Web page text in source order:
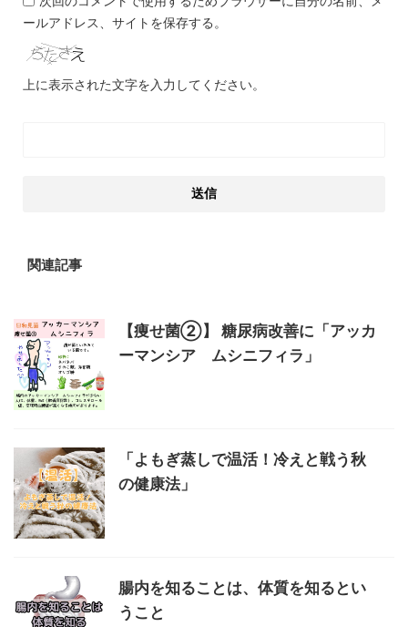
ールアドレス、サイトを保存する。
上に表示された文字を入力してください。
関連記事
【痩せ菌②】 糖尿病改善に「アッカ
ーマンシア ムシニフィラ」
「よもぎ蒸しで温活！冷えと戦う秋
の健康法」
腸内を知ることは、体質を知るとい
うこと